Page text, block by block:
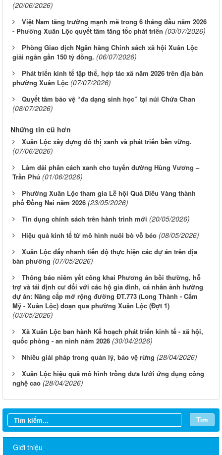
(20/06/2026)
Việt Nam tăng trưởng mạnh mẽ trong 6 tháng đầu năm 2026
- Phường Xuân Lộc quyết tâm tăng tốc phát triển (03/07/2026)
Phòng Giao dịch Ngân hàng Chính sách xã hội Xuân Lộc
giải ngân gần 150 tỷ đồng. (06/07/2026)
Phát triển kinh tế tập thể, hợp tác xã năm 2026 trên địa bàn
phường Xuân Lộc (07/07/2026)
Quyết tâm bảo vệ “đa dạng sinh học” tại núi Chứa Chan
(08/07/2026)
Những tin cũ hơn
Xuân Lộc xây dựng đô thị xanh và phát triển bền vững.
(07/06/2026)
Làm dải phân cách xanh cho tuyến đường Hùng Vương –
Trần Phú (01/06/2026)
Phường Xuân Lộc tham gia Lễ hội Quả Điều Vàng thành
phố Đồng Nai năm 2026 (23/05/2026)
Tín dụng chính sách trên hành trình mới (20/05/2026)
Hiệu quả kinh tế từ mô hình nuôi bò vỗ béo (08/05/2026)
Xuân Lộc đẩy nhanh tiến độ thực hiện các dự án trên địa
bàn phường (07/05/2026)
Thông báo niêm yết công khai Phương án bồi thường, hỗ
trợ và tái định cư đối với các hộ gia đình, cá nhân ảnh hưởng
dự án: Nâng cấp mở rộng đường ĐT.773 (Long Thành - Cẩm
Mỹ - Xuân Lộc) đoạn qua phường Xuân Lộc (Đợt 1)
(03/05/2026)
Xã Xuân Lộc ban hành Kế hoạch phát triển kinh tế - xã hội,
quốc phòng - an ninh năm 2026 (30/04/2026)
Nhiều giải pháp trong quản lý, bảo vệ rừng (28/04/2026)
Xuân Lộc hiệu quả mô hình trồng dưa lưới ứng dụng công
nghệ cao (28/04/2026)
Tìm
Giới thiệu